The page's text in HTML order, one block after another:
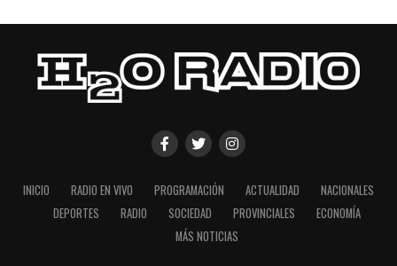
INICIO RADIO EN VIVO PROGRAMACIÓN ACTUALIDAD
NACIONALES
DEPORTES
RADIO SOCIEDAD PROVINCIALES
ECONOMÍA
MÁS NOTICIAS